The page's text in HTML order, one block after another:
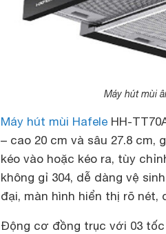
Máy hút mùi
Máy hút mùi Hafele HH-
– cao 20 cm và sâu 27.8
kéo vào hoặc kéo ra, tùy
không gỉ 304, dễ dàng vệ
đại, màn hình hiển thị rõ nét,
Động cơ đồng trục với 03